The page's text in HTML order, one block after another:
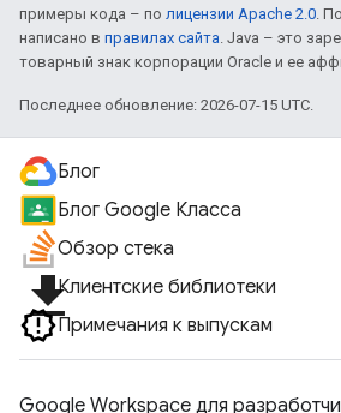
примеры кода – по лицензии Apache 2.0.
написано в правилах сайта. Java – это
товарный знак корпорации Oracle и ее
Последнее обновление: 2026-07-15 UTC.
Блог
Блог Google Класса
Обзор стека
file_downloadКлиентские библиотеки
Примечания к выпускам
Google Workspace для